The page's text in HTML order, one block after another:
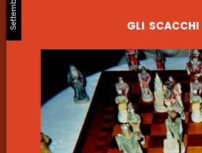
GLI SCACCHI